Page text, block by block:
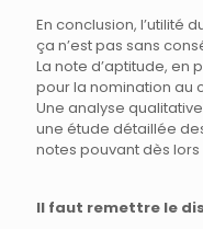
En conclusion, l’utilité
ça n’est pas sans
La note d’aptitude, en
pour la nomination au
Une analyse
une étude détaillée
notes pouvant dès
Il faut remettre le